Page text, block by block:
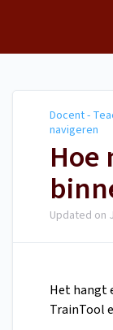
Docent -
navigeren
Hoe
Updated on
Het hangt
TrainTool